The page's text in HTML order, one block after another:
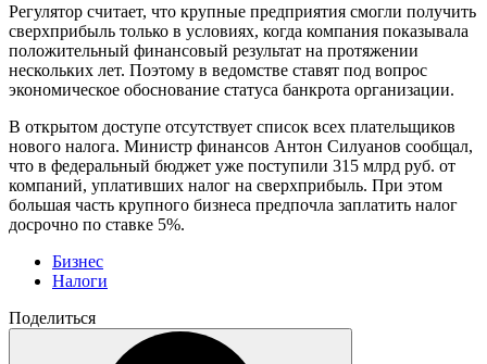
Регулятор считает, что крупные предприятия смогли получить
сверхприбыль только в условиях, когда компания показывала
положительный финансовый результат на протяжении
нескольких лет. Поэтому в ведомстве ставят под вопрос
экономическое обоснование статуса банкрота организации.
В открытом доступе отсутствует список всех плательщиков
нового налога. Министр финансов Антон Силуанов сообщал,
что в федеральный бюджет уже поступили 315 млрд руб. от
компаний, уплативших налог на сверхприбыль. При этом
большая часть крупного бизнеса предпочла заплатить налог
досрочно по ставке 5%.
Бизнес
Налоги
Поделиться